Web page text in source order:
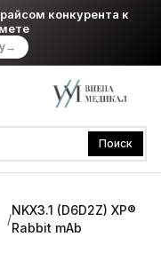
конкурента к
→
Поиск
/
NKX3.1 (D6D2Z) XP®
Rabbit mAb